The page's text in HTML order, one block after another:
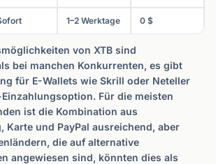
1–2 Werktage 0 $
von XTB sind
bei manchen Konkurrenten, es gibt
für E-Wallets wie Skrill oder Neteller
Für die meisten
ist die Kombination aus
Karte und PayPal ausreichend, aber
die auf alternative
angewiesen sind, könnten dies als